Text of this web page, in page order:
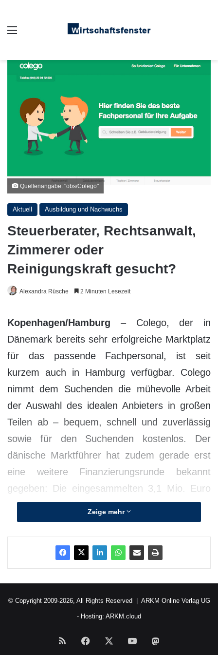
Quellenangabe: "obs/Colego"
Aktuell Ausbildung und Nachwuchs
Steuerberater, Rechtsanwalt,
Zimmerer oder
Reinigungskraft gesucht?
Alexandra Rüsche 2 Minuten Lesezeit
Kopenhagen/Hamburg – Colego, der in
Dänemark bereits sehr erfolgreiche Marktplatz
für das passende Fachpersonal, ist seit
kurzem auch in Hamburg verfügbar. Colego
nimmt dem Suchenden die mühevolle Arbeit
der Auswahl des idealen Anbieters in großen
Teilen ab – bequem, schnell und zuverlässig
sowie für den Suchenden kostenlos. Der
dänische Marktführer hat zudem gerade erst
eine weitere Finanzierungsrunde bekannt
gegeben: Die eingesammelten 3,1 Mio. Euro
stammen größtenteils von Hauptinvestor
Northcap Partners.
Zeige mehr
© Copyright 2009-2026, All Rights Reserved | ARKM Online Verlag UG
- Hosting: ARKM.cloud
RSS Facebook YouTube